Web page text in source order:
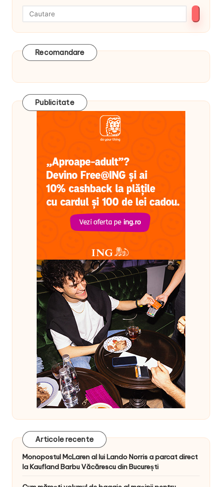
Recomandare
Publicitate
Articole recente
Monopostul McLaren al lui Lando Norris a parcat direct
la Kaufland Barbu Văcărescu din București